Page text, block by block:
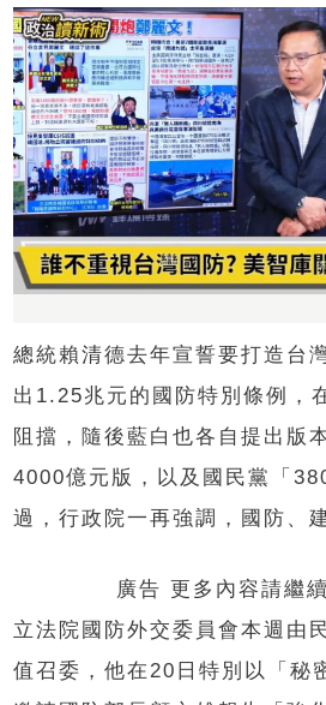
總統賴清德去年宣誓要打造台
出1.25兆元的國防特別條例，
阻擋，隨後藍白也各自提出版
4000億元版，以及國民黨「
過，行政院一再強調，國防、
廣告 更多內容請繼
立法院國防外交委員會本週由
值召委，他在20日特別以「秘